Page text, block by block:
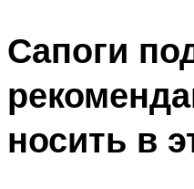
Сапоги
носить в